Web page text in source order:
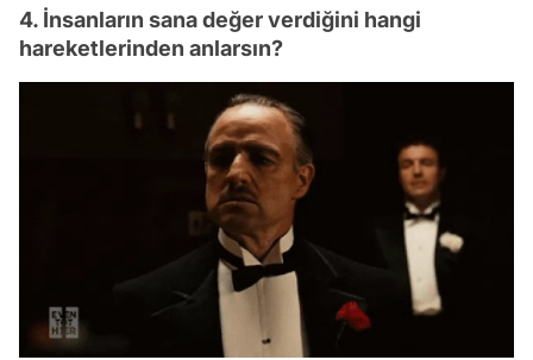
4. İnsanların sana değer verdiğini hangi
hareketlerinden anlarsın?